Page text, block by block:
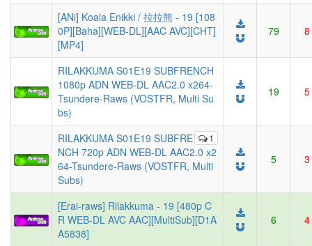
[ANi] Koala Enikki / 拉拉熊 - 19 [108
0P][Baha][WEB-DL][AAC AVC][CHT]
[MP4]
79 8
RILAKKUMA S01E19 SUBFRENCH
1080p ADN WEB-DL AAC2.0 x264-
Tsundere-Raws (VOSTFR, Multi Su
bs)
19 5
1
RILAKKUMA S01E19 SUBFRE
NCH 720p ADN WEB-DL AAC2.0 x2
64-Tsundere-Raws (VOSTFR, Multi
Subs)
5 3
[Erai-raws] Rilakkuma - 19 [480p C
R WEB-DL AVC AAC][MultiSub][D1A
A5838]
6 4